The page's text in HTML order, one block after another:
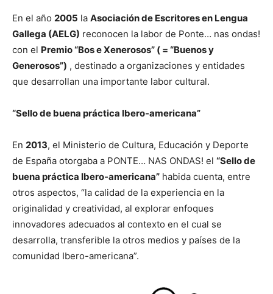
En el año 2005 la Asociación de Escritores en Lengua
Gallega (AELG) reconocen la labor de Ponte… nas ondas!
con el Premio “Bos e Xenerosos” ( = “Buenos y
Generosos”) , destinado a organizaciones y entidades
que desarrollan una importante labor cultural.
“Sello de buena práctica Ibero-americana”
En 2013, el Ministerio de Cultura, Educación y Deporte
de España otorgaba a PONTE… NAS ONDAS! el “Sello de
buena práctica Ibero-americana” habida cuenta, entre
otros aspectos, “la calidad de la experiencia en la
originalidad y creatividad, al explorar enfoques
innovadores adecuados al contexto en el cual se
desarrolla, transferible la otros medios y países de la
comunidad Ibero-americana”.